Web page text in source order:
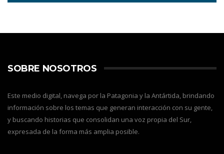
SOBRE NOSOTROS
Este medio digital, navega por la Patagonia y la Antártida, brindando
información sobre los temas que generan interacción con su gente,
y buscando historias que consolidan una voz propia del Sur,
expresada de la forma más amplia posible.